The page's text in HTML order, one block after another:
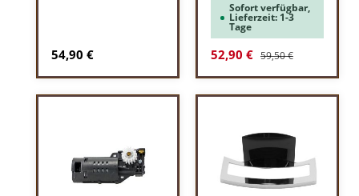
Regulärer Preis:
54,90 €
Sofort verfügbar,
Lieferzeit: 1-3
Tage
Verkaufspreis:
52,90 € Regulärer Preis:
59,50 €